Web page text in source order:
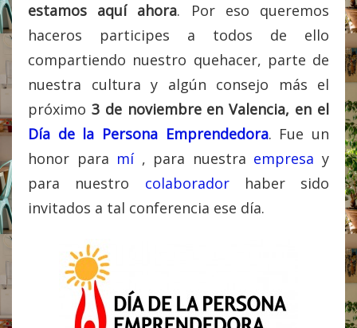
estamos aquí ahora. Por eso queremos
haceros participes a todos de ello
compartiendo nuestro quehacer, parte de
nuestra cultura y algún consejo más el
próximo 3 de noviembre en Valencia, en el
Día de la Persona Emprendedora. Fue un
honor para mí , para nuestra empresa y
para nuestro colaborador haber sido
invitados a tal conferencia ese día.